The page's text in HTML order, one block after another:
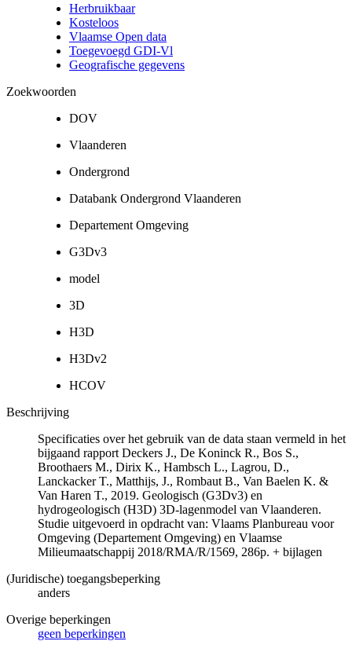
Herbruikbaar
Kosteloos
Vlaamse Open data
Toegevoegd GDI-Vl
Geografische gegevens
Zoekwoorden
DOV
Vlaanderen
Ondergrond
Databank Ondergrond Vlaanderen
Departement Omgeving
G3Dv3
model
3D
H3D
H3Dv2
HCOV
Beschrijving
Specificaties over het gebruik van de data staan vermeld in het
bijgaand rapport Deckers J., De Koninck R., Bos S.,
Broothaers M., Dirix K., Hambsch L., Lagrou, D.,
Lanckacker T., Matthijs, J., Rombaut B., Van Baelen K. &
Van Haren T., 2019. Geologisch (G3Dv3) en
hydrogeologisch (H3D) 3D-lagenmodel van Vlaanderen.
Studie uitgevoerd in opdracht van: Vlaams Planbureau voor
Omgeving (Departement Omgeving) en Vlaamse
Milieumaatschappij 2018/RMA/R/1569, 286p. + bijlagen
(Juridische) toegangsbeperking
anders
Overige beperkingen
geen beperkingen